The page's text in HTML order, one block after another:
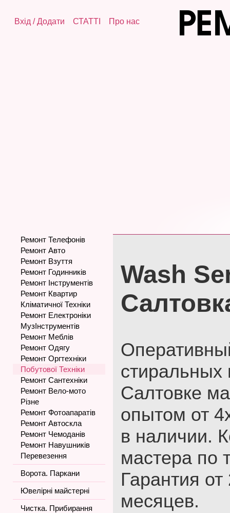
Вхід /Додати СТАТТІ Про нас
Ремонт Телефонів
Ремонт Авто
Ремонт Взуття
Ремонт Годинників
Ремонт Інструментів
Ремонт Квартир
Кліматичної Техніки
Ремонт Електроніки
МузІнструментів
Ремонт Меблів
Ремонт Одягу
Ремонт Оргтехніки
Побутової Техніки
Ремонт Сантехніки
Ремонт Вело-мото
Різне
Ремонт Фотоапаратів
Ремонт Автоскла
Ремонт Чемоданів
Ремонт Навушників
Перевезення
Ворота. Паркани
Ювелірні майстерні
Чистка. Прибирання
Wash
Салтовке
опытом от
в наличии.
мастера по
Гарантия
месяцев.